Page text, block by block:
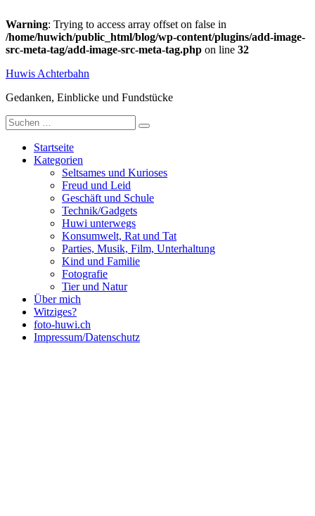
Warning: Trying to access array offset on false in
/home/huwich/public_html/blog/wp-content/plugins/add-image-
src-meta-tag/add-image-src-meta-tag.php on line 32
Inhalt
Huwis Achterbahn
Gedanken, Einblicke und Fundstücke
Suche
nach:
Startseite
Kategorien
Seltsames und Kurioses
Freud und Leid
Geschäft und Schule
Technik/Gadgets
Huwi unterwegs
Konsumwelt, Rat und Tat
Parties, Musik, Film, Unterhaltung
Kind und Familie
Fotografie
Tier und Natur
Über mich
Witziges?
foto-huwi.ch
Impressum/Datenschutz